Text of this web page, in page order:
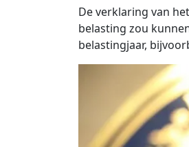
De verklaring van
belasting zou
belastingjaar,